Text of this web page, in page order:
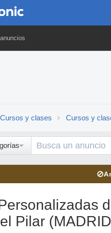
Cursos y clases Cursos y
⊘
Pilar